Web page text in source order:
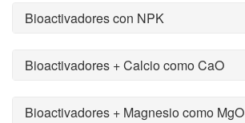
Bioactivadores con NPK
Bioactivadores + Calcio como CaO
Bioactivadores + Magnesio como MgO